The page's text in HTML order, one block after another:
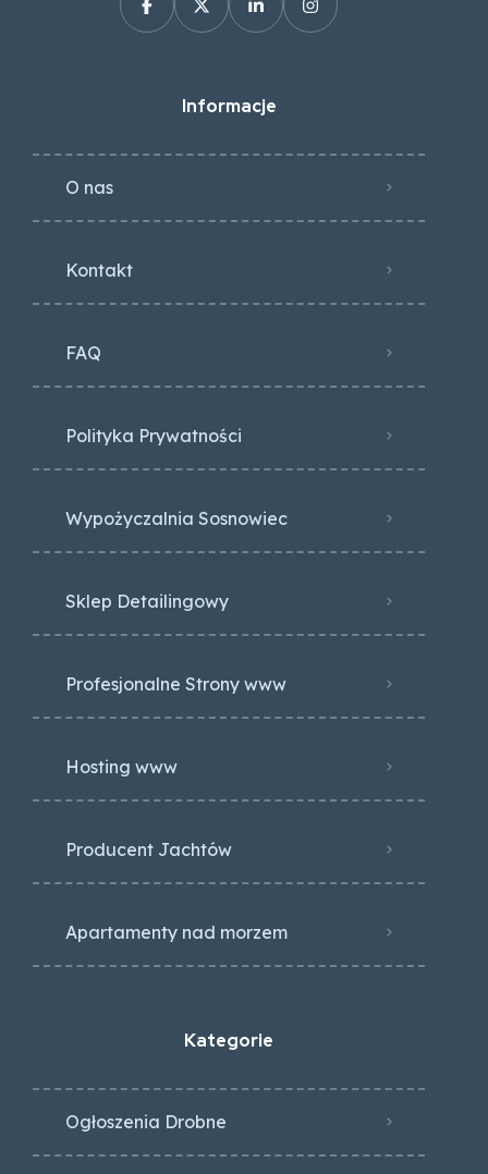
Informacje
O nas
Kontakt
FAQ
Polityka Prywatności
Wypożyczalnia Sosnowiec
Sklep Detailingowy
Profesjonalne Strony www
Hosting www
Producent Jachtów
Apartamenty nad morzem
Kategorie
Ogłoszenia Drobne